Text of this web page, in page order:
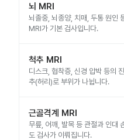
뇌 MRI
뇌졸중, 뇌종양, 치매, 두통 원인
MRI가 기본 검사입니다.
척추 MRI
디스크, 협착증, 신경 압박 등의
추(허리)로 부위가 나뉩니다.
근골격계 MRI
무릎, 어깨, 발목 등 관절과 인대
도 검사가 이뤄집니다.